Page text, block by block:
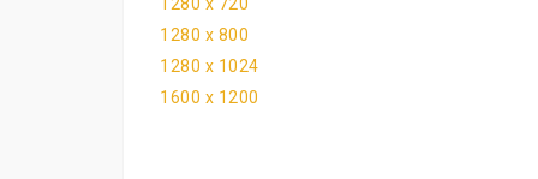
1280 x 800
1280 x 1024
1600 x 1200